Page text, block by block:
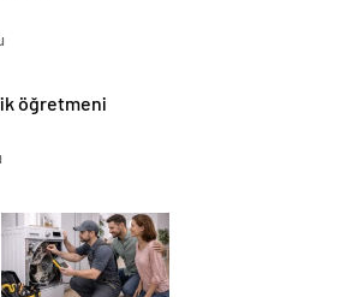
öğretmeni